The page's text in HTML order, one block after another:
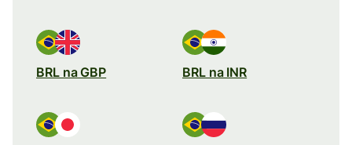
BRL na GBP BRL na INR